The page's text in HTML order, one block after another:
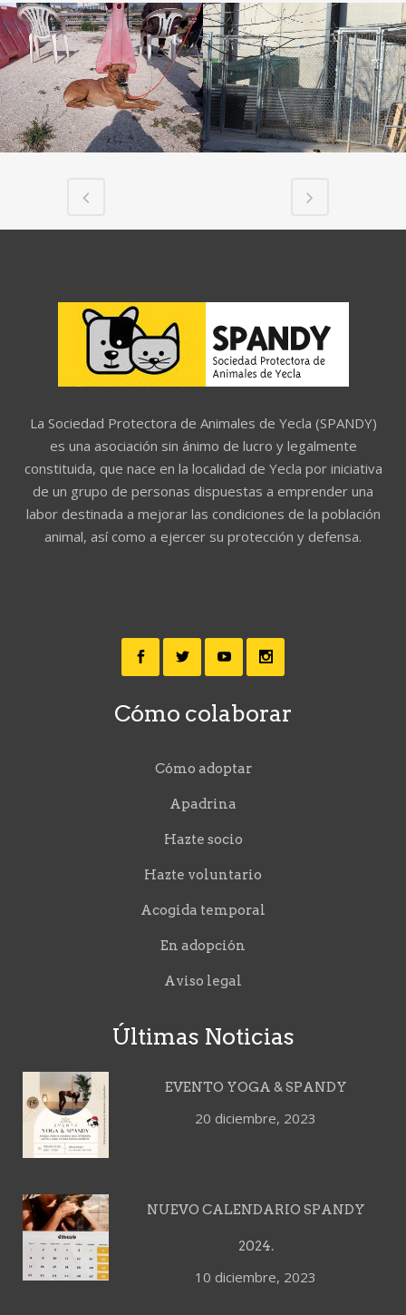
La Sociedad Protectora de Animales de Yecla (SPANDY)
es una asociación sin ánimo de lucro y legalmente
constituida, que nace en la localidad de Yecla por iniciativa
de un grupo de personas dispuestas a emprender una
labor destinada a mejorar las condiciones de la población
animal, así como a ejercer su protección y defensa.
Cómo colaborar
Cómo adoptar
Apadrina
Hazte socio
Hazte voluntario
Acogida temporal
En adopción
Aviso legal
Últimas Noticias
EVENTO YOGA & SPANDY
20 diciembre, 2023
NUEVO CALENDARIO SPANDY
2024.
10 diciembre, 2023